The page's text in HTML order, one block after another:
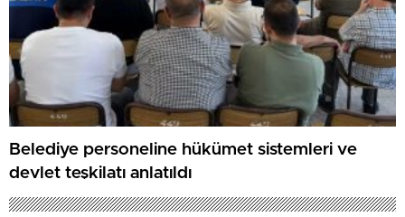
Belediye personeline hükümet sistemleri ve
devlet teşkilatı anlatıldı